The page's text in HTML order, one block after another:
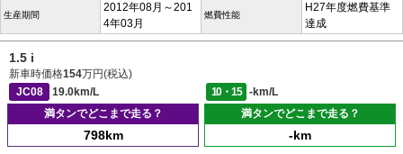
生産期間
2012年08月～201
4年03月
燃費性能
H27年度燃費基準
達成
1.5 i
新車時価格154万円(税込)
JC08
19.0km/L 10・15
-km/L
満タンでどこまで走る？
798km
満タンでどこまで走る？
-km